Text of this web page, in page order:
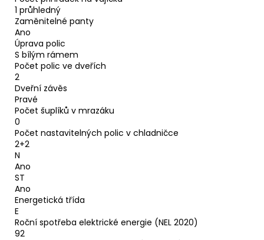
1 průhledný
Zaměnitelné panty
Ano
Úprava polic
S bílým rámem
Počet polic ve dveřích
2
Dveřní závěs
Pravé
Počet šuplíků v mrazáku
0
Počet nastavitelných polic v chladničce
2+2
N
Ano
ST
Ano
Energetická třída
E
Roční spotřeba elektrické energie (NEL 2020)
92